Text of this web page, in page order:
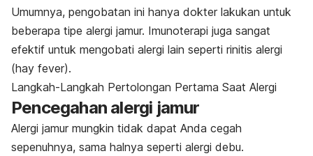
Umumnya, pengobatan ini hanya dokter lakukan untuk
beberapa tipe alergi jamur. Imunoterapi juga sangat
efektif untuk mengobati alergi lain seperti rinitis alergi
(hay fever).
Langkah-Langkah Pertolongan Pertama Saat Alergi
Pencegahan alergi jamur
Alergi jamur mungkin tidak dapat Anda cegah
sepenuhnya, sama halnya seperti alergi debu.